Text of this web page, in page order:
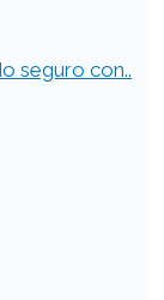
seguro con..